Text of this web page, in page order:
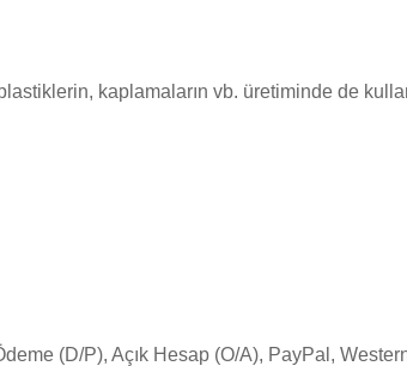
kaplamaların vb. üretiminde de
(D/P), Açık Hesap (O/A), PayPal,